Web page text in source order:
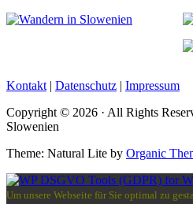
Kontakt | Datenschutz | Impressum
Copyright © 2026 · All Rights
Slowenien
Theme: Natural Lite by Organic
Um unsere Webseite für Sie optimal zu